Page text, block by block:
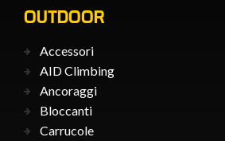
OUTDOOR
Accessori
AID Climbing
Ancoraggi
Bloccanti
Carrucole